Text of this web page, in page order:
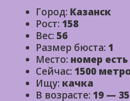
Город: Казанск
Рост: 158
Вес:56
Размер бюста: 1
Место: номер есть
Сейчас: 1500
Ищу: качка
В возрасте: 19 —